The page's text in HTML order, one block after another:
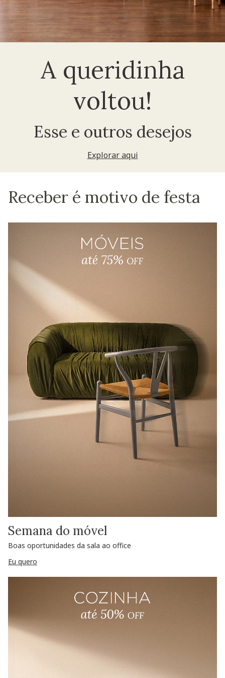
A queridinha
voltou!
Esse e outros desejos
Explorar aqui
Receber é motivo de festa
Semana do móvel
Boas oportunidades da sala ao office
Eu quero